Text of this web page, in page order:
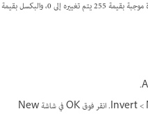
256 درجة للقيم اللونية. على سبيل المثال، البكسل في صورة موجبة بقيمة 255 يتم تغييره إلى 0، والبكسل بقيمة
اختر Layer >‏ New Adjustment Layer >‏ Invert. انقر فوق OK في شاشة New